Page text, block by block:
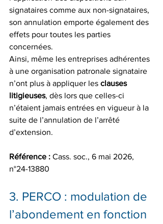
signataires comme aux non-signataires,
son annulation emporte également des
effets pour toutes les parties
concernées.
Ainsi, même les entreprises adhérentes
à une organisation patronale signataire
n’ont plus à appliquer les clauses
litigieuses, dès lors que celles-ci
n’étaient jamais entrées en vigueur à la
suite de l’annulation de l’arrêté
d’extension.
Référence : Cass. soc., 6 mai 2026,
n°24-13880
3. PERCO : modulation de
l’abondement en fonction